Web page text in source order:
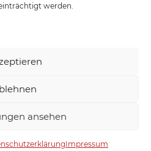
werden.
ansehen
Impressum